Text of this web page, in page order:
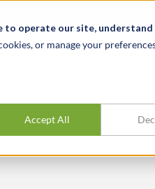
to operate our site, understand
or manage your
Accept All